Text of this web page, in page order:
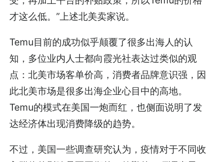
才这么低。”上述北美卖家说。
Temu目前的成功似乎颠覆了很多出海人的认
知，多位业内人士都向霞光社表达过类似的观
点：北美市场客单价高，消费者品牌意识强，因
此北美市场是很多出海企业心目中的高地。
Temu的模式在美国一炮而红，也侧面说明了发
达经济体出现消费降级的趋势。
不过，美国一些调查研究认为，疫情对于不同收